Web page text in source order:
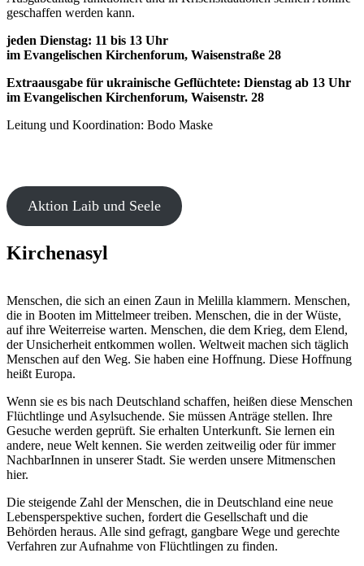
geschaffen werden kann.
jeden Dienstag: 11 bis 13 Uhr
im Evangelischen Kirchenforum, Waisenstraße 28
Extraausgabe für ukrainische Geflüchtete: Dienstag ab 13 Uhr
im Evangelischen Kirchenforum, Waisenstr. 28
Leitung und Koordination: Bodo Maske
Aktion Laib und Seele
Kirchenasyl
Menschen, die sich an einen Zaun in Melilla klammern. Menschen,
die in Booten im Mittelmeer treiben. Menschen, die in der Wüste,
auf ihre Weiterreise warten. Menschen, die dem Krieg, dem Elend,
der Unsicherheit entkommen wollen. Weltweit machen sich täglich
Menschen auf den Weg. Sie haben eine Hoffnung. Diese Hoffnung
heißt Europa.
Wenn sie es bis nach Deutschland schaffen, heißen diese Menschen
Flüchtlinge und Asylsuchende. Sie müssen Anträge stellen. Ihre
Gesuche werden geprüft. Sie erhalten Unterkunft. Sie lernen ein
andere, neue Welt kennen. Sie werden zeitweilig oder für immer
NachbarInnen in unserer Stadt. Sie werden unsere Mitmenschen
hier.
Die steigende Zahl der Menschen, die in Deutschland eine neue
Lebensperspektive suchen, fordert die Gesellschaft und die
Behörden heraus. Alle sind gefragt, gangbare Wege und gerechte
Verfahren zur Aufnahme von Flüchtlingen zu finden.